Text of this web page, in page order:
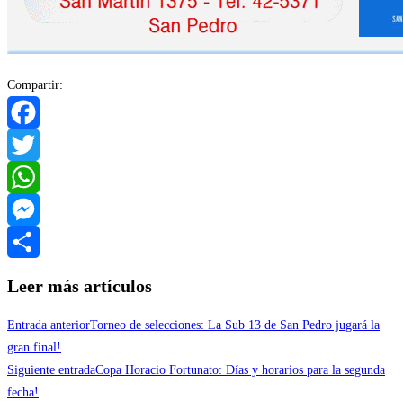
Compartir:
Facebook
Twitter
WhatsApp
Messenger
Leer más artículos
Entrada anteriorTorneo de selecciones: La Sub 13 de San Pedro jugará la
gran final!
Siguiente entradaCopa Horacio Fortunato: Días y horarios para la segunda
fecha!